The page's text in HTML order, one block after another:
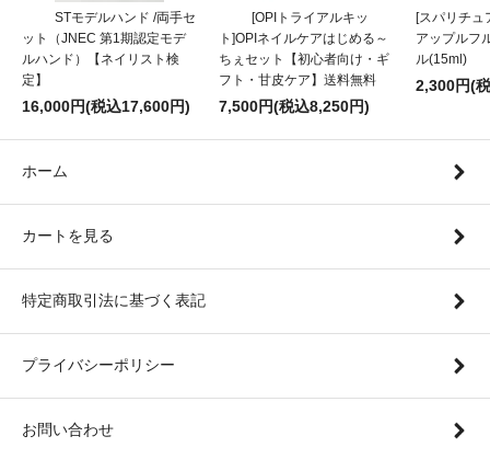
STモデルハンド /両手セ
ット（JNEC 第1期認定モデ
ルハンド）【ネイリスト検
定】
16,000円(税込17,600円)
[OPIトライアルキッ
ト]OPIネイルケアはじめる～
ちぇセット【初心者向け・ギ
フト・甘皮ケア】送料無料
7,500円(税込8,250円)
[スパリチュ
アップルフ
ル(15ml)
2,300円(
ホーム
カートを見る
特定商取引法に基づく表記
プライバシーポリシー
お問い合わせ